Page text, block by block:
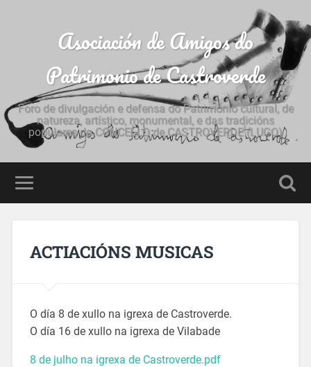
Asociación de Amigos do
Patrimonio de Castroverde
Foro de divulgación e defensa do Patrimonio cultural, de
natureza, artístico, monumental, e das tradicións
populares do CONCELLO de CASTROVERDE (LUGO)
ACTIACIÓNS MUSICAS
O día 8 de xullo na igrexa de Castroverde.
O día 16 de xullo na igrexa de Vilabade
8 de julho na igrexa de Castroverde.pdf